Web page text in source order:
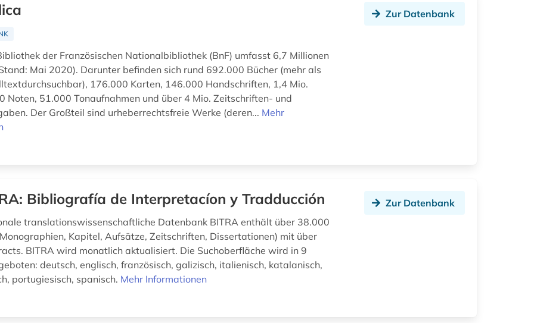
der Französischen Nationalbibliothek (BnF) umfasst 6,7 Millionen
Mai 2020). Darunter befinden sich rund 692.000 Bücher (mehr als
176.000 Karten, 146.000 Handschriften, 1,4 Mio.
Noten, 51.000 Tonaufnahmen und über 4 Mio. Zeitschriften- und
Der Großteil sind urheberrechtsfreie Werke (deren... Mehr
Zur Datenbank
Bibliografía de Interpretacíon y Tradducción
translationswissenschaftliche Datenbank BITRA enthält über 38.000
Kapitel, Aufsätze, Zeitschriften, Dissertationen) mit über
BITRA wird monatlich aktualisiert. Die Suchoberfläche wird in 9
deutsch, englisch, französisch, galizisch, italienisch, katalanisch,
portugiesisch, spanisch. Mehr Informationen
Zur Datenbank